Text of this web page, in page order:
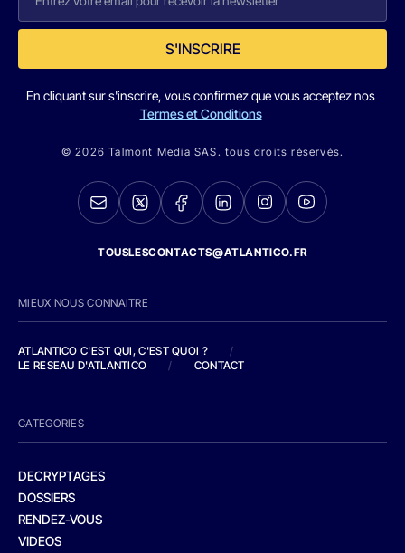
S'INSCRIRE
En cliquant sur s'inscrire, vous confirmez que vous acceptez nos
Termes et Conditions
© 2026 Talmont Media SAS. tous droits réservés.
TOUSLESCONTACTS@ATLANTICO.FR
MIEUX NOUS CONNAITRE
ATLANTICO C'EST QUI, C'EST QUOI ?
/
LE RESEAU D'ATLANTICO
/ CONTACT
CATEGORIES
DECRYPTAGES
DOSSIERS
RENDEZ-VOUS
VIDEOS